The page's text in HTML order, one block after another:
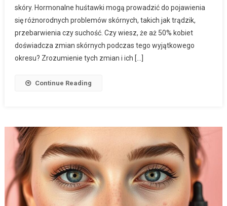
skóry. Hormonalne huśtawki mogą prowadzić do pojawienia
się różnorodnych problemów skórnych, takich jak trądzik,
przebarwienia czy suchość. Czy wiesz, że aż 50% kobiet
doświadcza zmian skórnych podczas tego wyjątkowego
okresu? Zrozumienie tych zmian i ich […]
Continue Reading